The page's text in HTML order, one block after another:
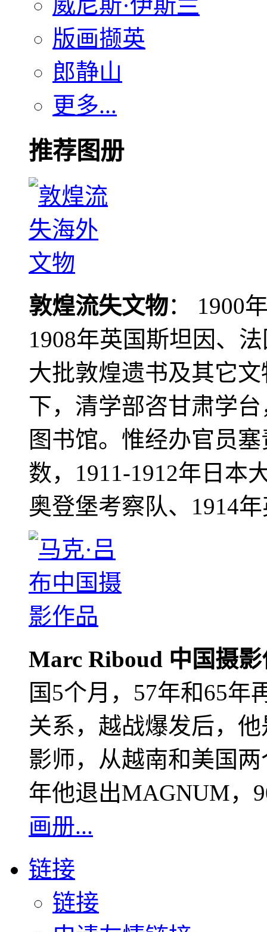
版画撷英
郎静山
更多...
推荐图册
敦煌流失文物： 1900
1908年英国斯坦因、
大批敦煌遗书及其它
下，清学部咨甘肃学
图书馆。惟经办官员
数，1911-1912年日本
奥登堡考察队、1914
Marc Riboud 中国摄
国5个月，57年和65年
关系，越战爆发后，
影师，从越南和美国
年他退出MAGNUM，
画册...
链接
链接